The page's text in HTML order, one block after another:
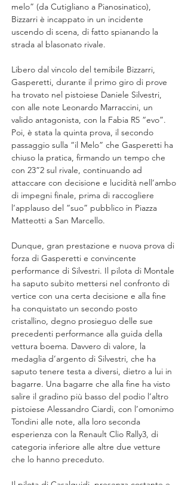
melo” (da Cutigliano a Pianosinatico),
Bizzarri è incappato in un incidente
uscendo di scena, di fatto spianando la
strada al blasonato rivale.
Libero dal vincolo del temibile Bizzarri,
Gasperetti, durante il primo giro di prove
ha trovato nel pistoiese Daniele Silvestri,
con alle note Leonardo Marraccini, un
valido antagonista, con la Fabia R5 “evo”.
Poi, è stata la quinta prova, il secondo
passaggio sulla “il Melo” che Gasperetti ha
chiuso la pratica, firmando un tempo che
con 23”2 sul rivale, continuando ad
attaccare con decisione e lucidità nell’ambo
di impegni finale, prima di raccogliere
l’applauso del “suo” pubblico in Piazza
Matteotti a San Marcello.
Dunque, gran prestazione e nuova prova di
forza di Gasperetti e convincente
performance di Silvestri. Il pilota di Montale
ha saputo subito mettersi nel confronto di
vertice con una certa decisione e alla fine
ha conquistato un secondo posto
cristallino, degno prosieguo delle sue
precedenti performance alla guida della
vettura boema. Davvero di valore, la
medaglia d’argento di Silvestri, che ha
saputo tenere testa a diversi, dietro a lui in
bagarre. Una bagarre che alla fine ha visto
salire il gradino più basso del podio l’altro
pistoiese Alessandro Ciardi, con l’omonimo
Tondini alle note, alla loro seconda
esperienza con la Renault Clio Rally3, di
categoria inferiore alle altre due vetture
che lo hanno preceduto.